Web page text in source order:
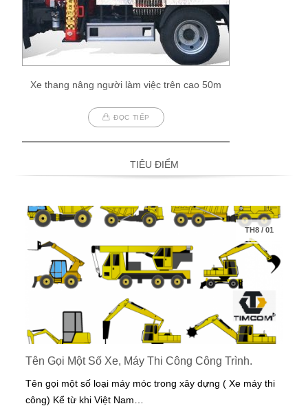
Xe thang nâng người làm việc trên cao 50m
ĐỌC TIẾP
TIÊU ĐIỂM
TH8/01
Tên Gọi Một Số Xe, Máy Thi Công Công Trình.
Tên gọi một số loại máy móc trong xây dựng ( Xe máy thi
công) Kể từ khi Việt Nam…